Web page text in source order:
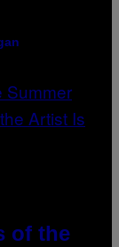
of the